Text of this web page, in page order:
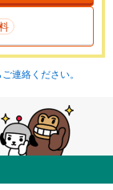
連絡ください。